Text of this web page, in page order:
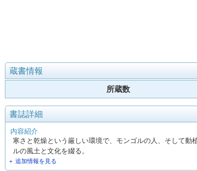
蔵書情報
所蔵数
書誌詳細
内容紹介
寒さと乾燥という厳しい環境で、モンゴルの人、そして
ルの風土と文化を綴る。
＋ 追加情報を見る